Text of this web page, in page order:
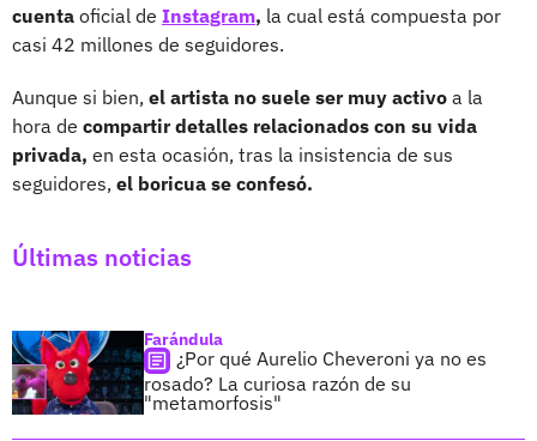
cuenta oficial de Instagram, la cual está compuesta por
casi 42 millones de seguidores.
Aunque si bien, el artista no suele ser muy activo a la
hora de compartir detalles relacionados con su vida
privada, en esta ocasión, tras la insistencia de sus
seguidores, el boricua se confesó.
Últimas noticias
Farándula
¿Por qué Aurelio Cheveroni ya no es
rosado? La curiosa razón de su
"metamorfosis"